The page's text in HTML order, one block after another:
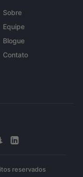
Sobre
Equipe
Blogue
Contato
reservados